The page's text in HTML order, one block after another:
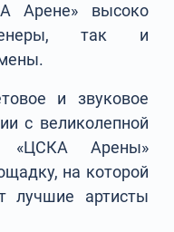
Арене» высоко
так и
и звуковое
с великолепной
«ЦСКА Арены»
на которой
лучшие артисты